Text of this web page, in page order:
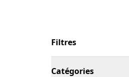
Filtres
Catégories